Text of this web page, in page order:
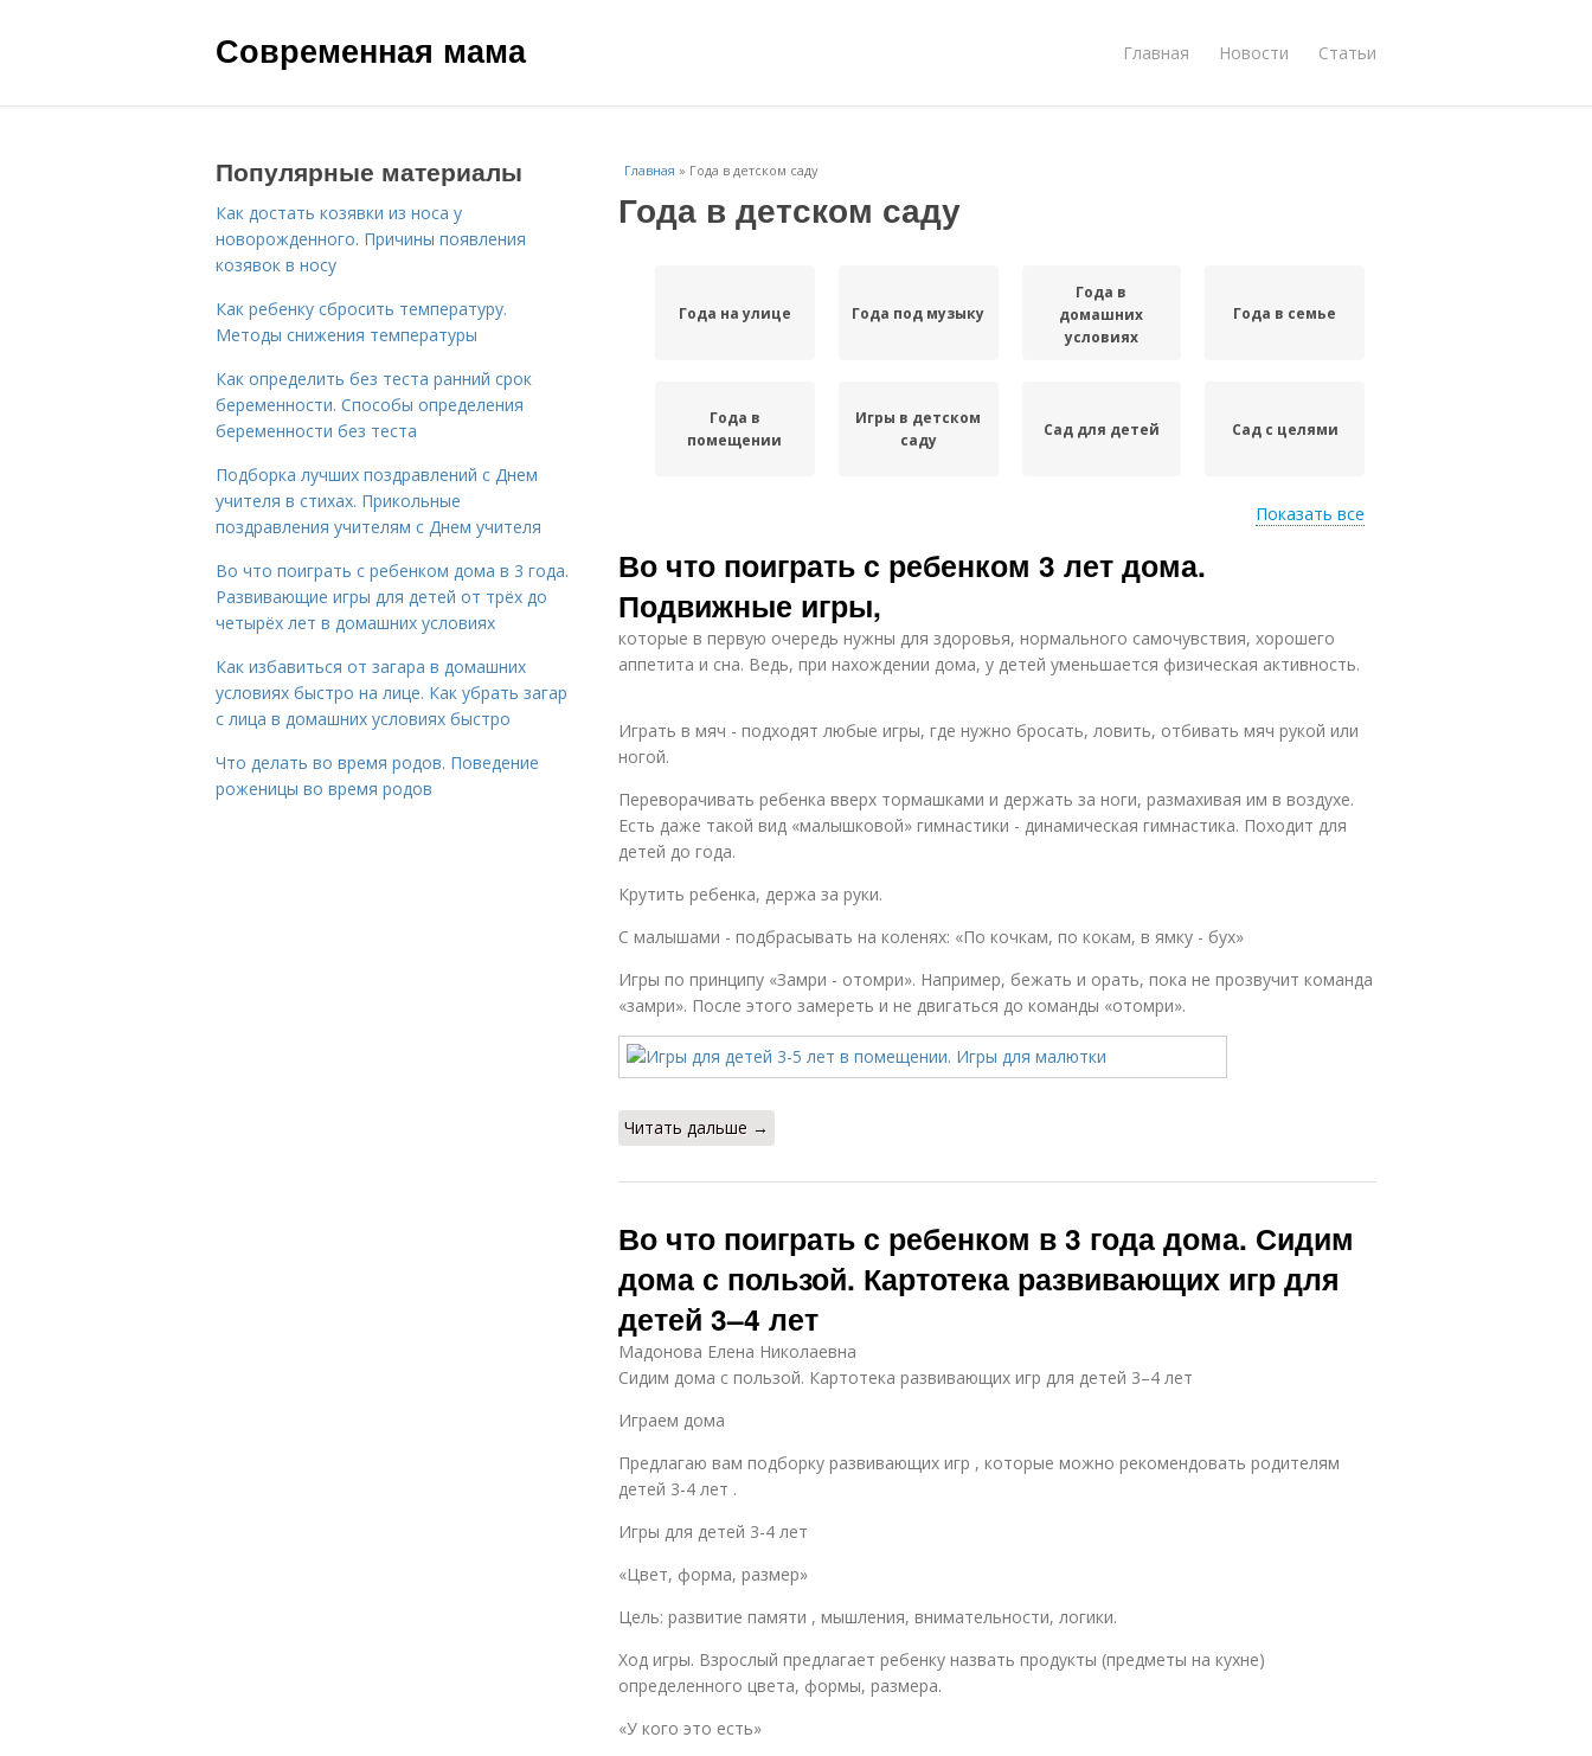
Современная мама Главная Новости Статьи
Главная » Года в детском саду
Года в детском саду
Года на улице Года под музыку
Года в
домашних
условиях
Года в семье
Года в
помещении
Игры в детском
саду
Сад для детей Сад с целями
картинках
детском саду
Года на бумаге
Адаптация в
детском саду
Детский сад
Ребенка в
детском саду
детский сад
Показать все
Во что поиграть с ребенком 3 лет дома.
Подвижные игры,
которые в первую очередь нужны для здоровья, нормального самочувствия, хорошего
аппетита и сна. Ведь, при нахождении дома, у детей уменьшается физическая активность.
Играть в мяч - подходят любые игры, где нужно бросать, ловить, отбивать мяч рукой или
ногой.
Переворачивать ребенка вверх тормашками и держать за ноги, размахивая им в воздухе.
Есть даже такой вид «малышковой» гимнастики - динамическая гимнастика. Походит для
детей до года.
Крутить ребенка, держа за руки.
С малышами - подбрасывать на коленях: «По кочкам, по кокам, в ямку - бух»
Игры по принципу «Замри - отомри». Например, бежать и орать, пока не прозвучит команда
«замри». После этого замереть и не двигаться до команды «отомри».
Читать дальше →
Во что поиграть с ребенком в 3 года дома. Сидим
дома с пользой. Картотека развивающих игр для
детей 3–4 лет
Мадонова Елена Николаевна
Сидим дома с пользой. Картотека развивающих игр для детей 3–4 лет
Играем дома
Предлагаю вам подборку развивающих игр , которые можно рекомендовать родителям
детей 3-4 лет .
Игры для детей 3-4 лет
«Цвет, форма, размер»
Цель: развитие памяти , мышления, внимательности, логики.
Ход игры. Взрослый предлагает ребенку назвать продукты (предметы на кухне)
определенного цвета, формы, размера.
«У кого это есть»
Популярные материалы
Как достать козявки из носа у
новорожденного. Причины появления
козявок в носу
Как ребенку сбросить температуру.
Методы снижения температуры
Как определить без теста ранний срок
беременности. Способы определения
беременности без теста
Подборка лучших поздравлений с Днем
учителя в стихах. Прикольные
поздравления учителям с Днем учителя
Во что поиграть с ребенком дома в 3 года.
Развивающие игры для детей от трёх до
четырёх лет в домашних условиях
Как избавиться от загара в домашних
условиях быстро на лице. Как убрать загар
с лица в домашних условиях быстро
Что делать во время родов. Поведение
роженицы во время родов